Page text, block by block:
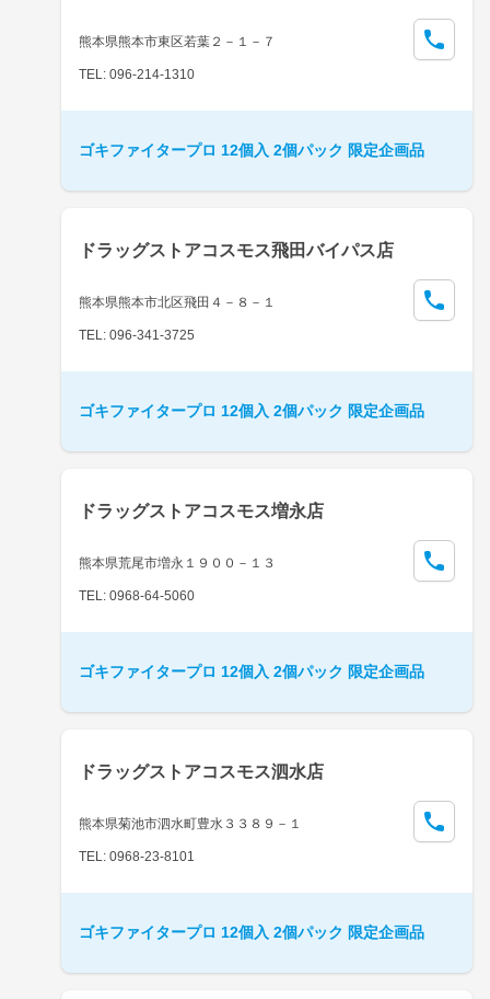
熊本県熊本市東区若葉２－１－７
TEL: 096-214-1310
ゴキファイタープロ 12個入 2個パック 限定企画品
ドラッグストアコスモス飛田バイパス店
熊本県熊本市北区飛田４－８－１
TEL: 096-341-3725
ゴキファイタープロ 12個入 2個パック 限定企画品
ドラッグストアコスモス増永店
熊本県荒尾市増永１９００－１３
TEL: 0968-64-5060
ゴキファイタープロ 12個入 2個パック 限定企画品
ドラッグストアコスモス泗水店
熊本県菊池市泗水町豊水３３８９－１
TEL: 0968-23-8101
ゴキファイタープロ 12個入 2個パック 限定企画品